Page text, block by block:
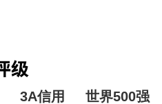
3A信用 世界500强